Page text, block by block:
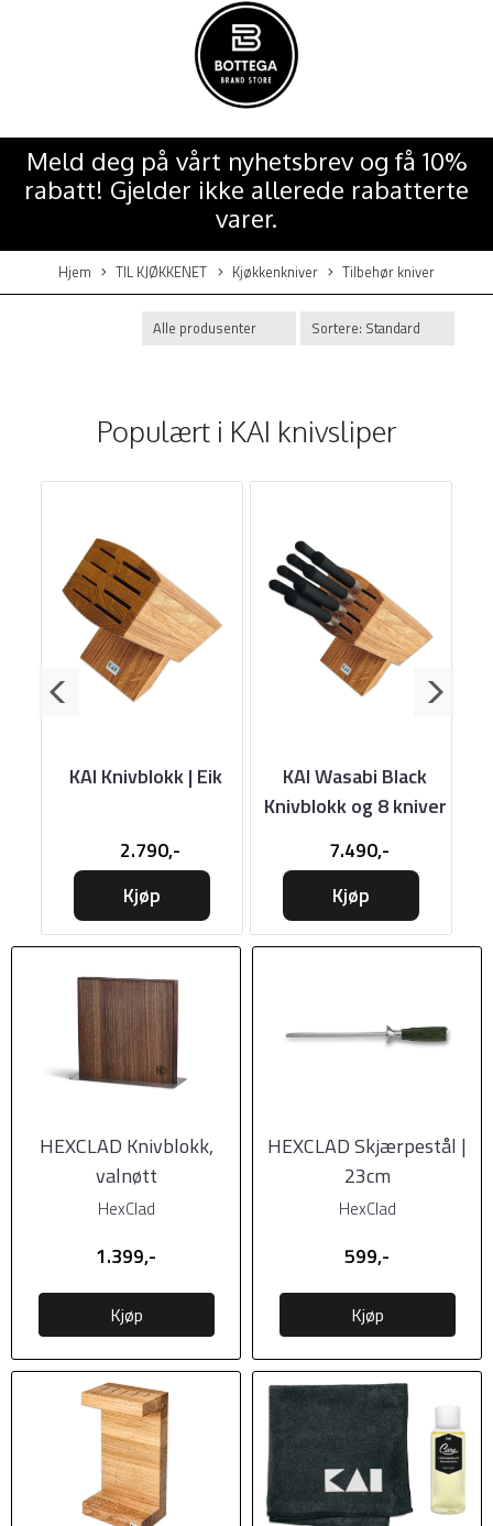
Meld deg på vårt nyhetsbrev og få 10%
rabatt! Gjelder ikke allerede rabatterte
varer.
Hjem TIL KJØKKENET Kjøkkenkniver Tilbehør kniver
Populært i KAI knivsliper
KAI Knivblokk | Eik
2.790,-
Kjøp
KAI Wasabi Black
Knivblokk og 8 kniver
7.490,-
Kjøp
HEXCLAD Knivblokk,
valnøtt
HexClad
1.399,-
Kjøp
HEXCLAD Skjærpestål |
23cm
HexClad
599,-
Kjøp